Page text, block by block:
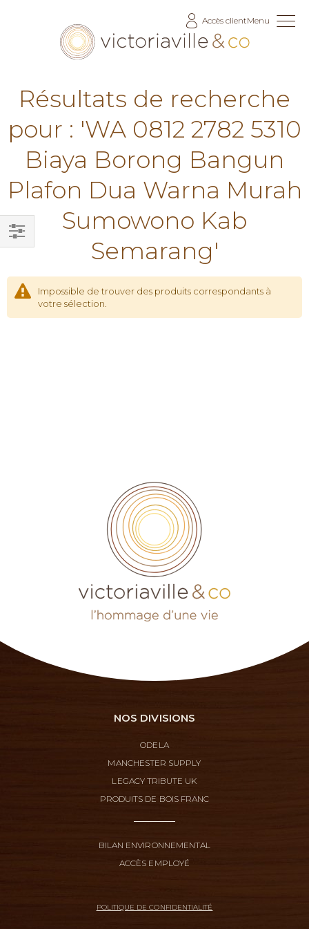
Accès clientMenu
Résultats de recherche
pour : 'WA 0812 2782 5310
Biaya Borong Bangun
Plafon Dua Warna Murah
Sumowono Kab
Semarang'
Impossible de trouver des produits correspondants à
votre sélection.
Filtrer
NOS DIVISIONS
ODELA
MANCHESTER SUPPLY
LEGACY TRIBUTE UK
PRODUITS DE BOIS FRANC
BILAN ENVIRONNEMENTAL
ACCÈS EMPLOYÉ
POLITIQUE DE CONFIDENTIALITÉ